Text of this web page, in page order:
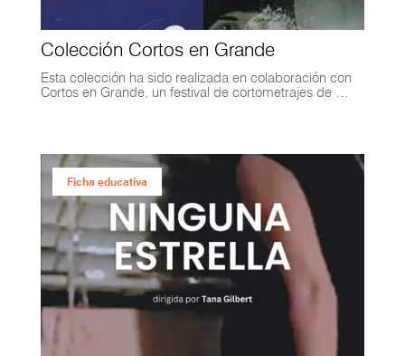
Colección Cortos en Grande
Esta colección ha sido realizada en colaboración con
Cortos en Grande, un festival de cortometrajes de …
Ficha educativa